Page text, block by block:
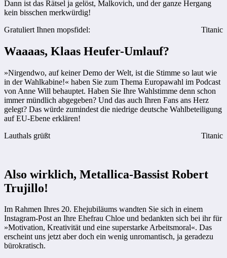
Dann ist das Rätsel ja gelöst, Malkovich, und der ganze Hergang
kein bisschen merkwürdig!
Gratuliert Ihnen mopsfidel:
Titanic
Waaaas, Klaas Heufer-Umlauf?
»Nirgendwo, auf keiner Demo der Welt, ist die Stimme so laut wie
in der Wahlkabine!« haben Sie zum Thema Europawahl im Podcast
von Anne Will behauptet. Haben Sie Ihre Wahlstimme denn schon
immer mündlich abgegeben? Und das auch Ihren Fans ans Herz
gelegt? Das würde zumindest die niedrige deutsche Wahlbeteiligung
auf EU-Ebene erklären!
Lauthals grüßt
Titanic
Also wirklich, Metallica-Bassist Robert
Trujillo!
Im Rahmen Ihres 20. Ehejubiläums wandten Sie sich in einem
Instagram-Post an Ihre Ehefrau Chloe und bedankten sich bei ihr für
»Motivation, Kreativität und eine superstarke Arbeitsmoral«. Das
erscheint uns jetzt aber doch ein wenig unromantisch, ja geradezu
bürokratisch.